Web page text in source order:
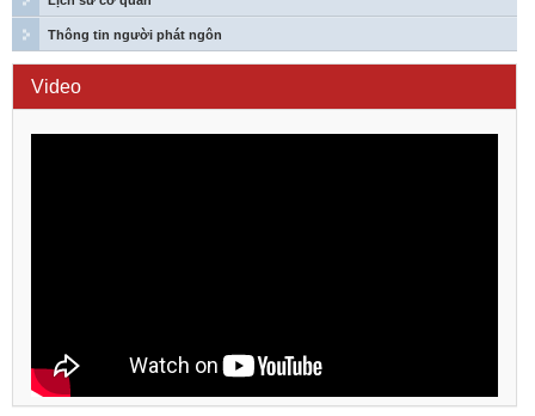
Thông tin người phát ngôn
Video